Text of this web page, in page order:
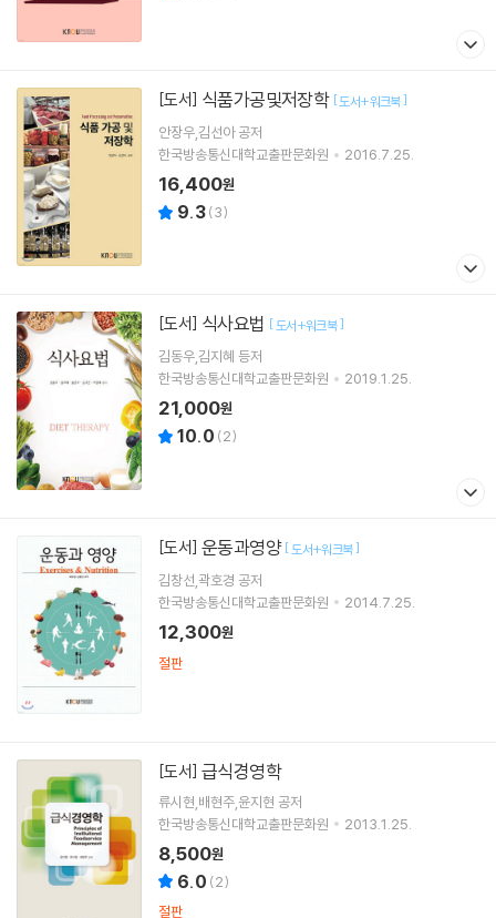
[도서] 식품가공및저장학 [도서+워크북]
안장우,김선아 공저
한국방송통신대학교출판문화원
2016.7.25.
16,400원
9.3(3)
[도서] 식사요법 [도서+워크북]
김동우,김지혜 등저
한국방송통신대학교출판문화원
2019.1.25.
21,000원
10.0 (2)
[도서] 운동과영양 [ 도서+워크북]
김창선,곽호경 공저
한국방송통신대학교출판문화원
2014.7.25.
12,300원
절판
[도서] 급식경영학
류시현,배현주,윤지현 공저
한국방송통신대학교출판문화원
2013.1.25.
8,500원
6.0 (2)
절판